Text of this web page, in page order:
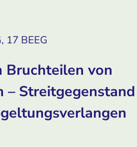
17 BEEG
Bruchteilen von
– Streitgegenstand